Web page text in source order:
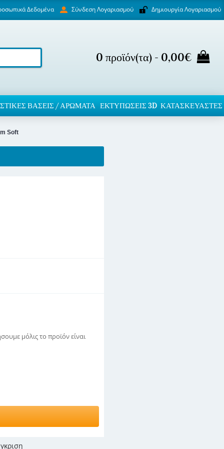
Δεδομένα Σύνδεση Λογαριασμού Δημιουργία Λογαριασμού
0 προϊόν(τα) - 0,00€
ΒΆΣΕΙΣ / ΑΡΏΜΑΤΑ ΕΚΤΥΠΏΣΕΙΣ 3D ΚΑΤΑΣΚΕΥΑΣΤΕΣ
Soft
μόλις το προϊόν είναι